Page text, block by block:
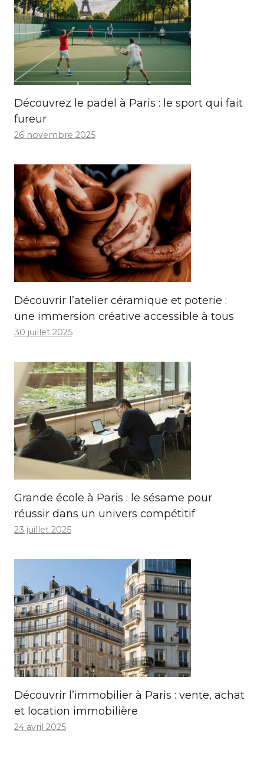
Découvrez le padel à Paris : le sport qui fait
fureur
26 novembre 2025
Découvrir l’atelier céramique et poterie :
une immersion créative accessible à tous
30 juillet 2025
Grande école à Paris : le sésame pour
réussir dans un univers compétitif
23 juillet 2025
Découvrir l’immobilier à Paris : vente, achat
et location immobilière
24 avril 2025